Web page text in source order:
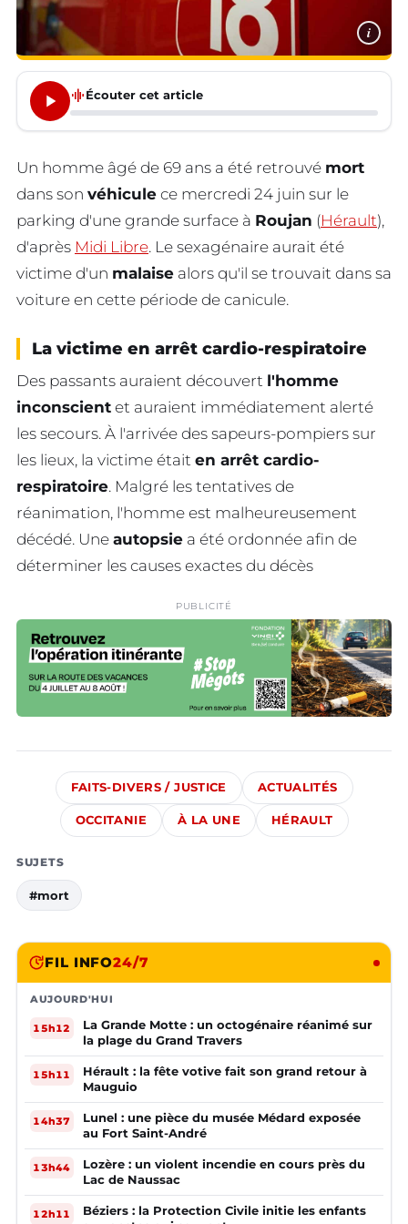
i
graphic_eqÉcouter cet article
Un homme âgé de 69 ans a été retrouvé mort
dans son véhicule ce mercredi 24 juin sur le
parking d'une grande surface à Roujan (Hérault),
d'après Midi Libre. Le sexagénaire aurait été
victime d'un malaise alors qu'il se trouvait dans sa
voiture en cette période de canicule.
La victime en arrêt cardio-respiratoire
Des passants auraient découvert l'homme
inconscient et auraient immédiatement alerté
les secours. À l'arrivée des sapeurs-pompiers sur
les lieux, la victime était en arrêt cardio-
respiratoire. Malgré les tentatives de
réanimation, l'homme est malheureusement
décédé. Une autopsie a été ordonnée afin de
déterminer les causes exactes du décès
PUBLICITÉ
FAITS-DIVERS / JUSTICE ACTUALITÉS
OCCITANIE À LA UNE HÉRAULT
SUJETS
#mort
FIL INFO24/7
AUJOURD'HUI
15h12
La Grande Motte : un octogénaire réanimé sur
la plage du Grand Travers
15h11
Hérault : la fête votive fait son grand retour à
Mauguio
14h37
Lunel : une pièce du musée Médard exposée
au Fort Saint-André
13h44
Lozère : un violent incendie en cours près du
Lac de Naussac
12h11
Béziers : la Protection Civile initie les enfants